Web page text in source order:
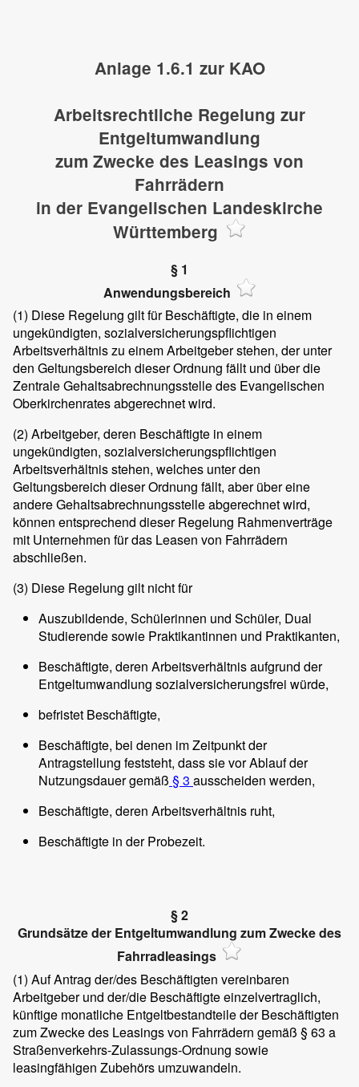
Anlage 1.6.1 zur KAO
Arbeitsrechtliche Regelung zur
Entgeltumwandlung
zum Zwecke des Leasings von
Fahrrädern
in der Evangelischen Landeskirche
Württemberg
§ 1
Anwendungsbereich
(1) Diese Regelung gilt für Beschäftigte, die in einem
ungekündigten, sozialversicherungspflichtigen
Arbeitsverhältnis zu einem Arbeitgeber stehen, der unter
den Geltungsbereich dieser Ordnung fällt und über die
Zentrale Gehaltsabrechnungsstelle des Evangelischen
Oberkirchenrates abgerechnet wird.
(2) Arbeitgeber, deren Beschäftigte in einem
ungekündigten, sozialversicherungspflichtigen
Arbeitsverhältnis stehen, welches unter den
Geltungsbereich dieser Ordnung fällt, aber über eine
andere Gehaltsabrechnungsstelle abgerechnet wird,
können entsprechend dieser Regelung Rahmenverträge
mit Unternehmen für das Leasen von Fahrrädern
abschließen.
(3) Diese Regelung gilt nicht für
Auszubildende, Schülerinnen und Schüler, Dual
Studierende sowie Praktikantinnen und Praktikanten,
Beschäftigte, deren Arbeitsverhältnis aufgrund der
Entgeltumwandlung sozialversicherungsfrei würde,
befristet Beschäftigte,
Beschäftigte, bei denen im Zeitpunkt der
Antragstellung feststeht, dass sie vor Ablauf der
Nutzungsdauer gemäß § 3 ausscheiden werden,
Beschäftigte, deren Arbeitsverhältnis ruht,
Beschäftigte in der Probezeit.
§ 2
Grundsätze der Entgeltumwandlung zum Zwecke des
Fahrradleasings
(1) Auf Antrag der/des Beschäftigten vereinbaren
Arbeitgeber und der/die Beschäftigte einzelvertraglich,
künftige monatliche Entgeltbestandteile der Beschäftigten
zum Zwecke des Leasings von Fahrrädern gemäß § 63 a
Straßenverkehrs-Zulassungs-Ordnung sowie
leasingfähigen Zubehörs umzuwandeln.